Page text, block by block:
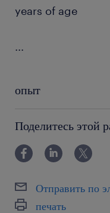
years of age
...
опыт
Поделитесь этой
Отправить по
печать